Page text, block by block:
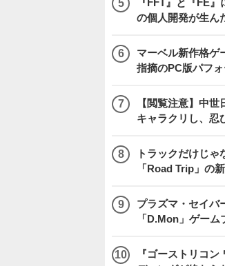
『FFT』と『FE
の個人開発が生ん
マーベル新作格
指摘のPC版パフ
【閲覧注意】中
キャラクリし、忍
トラックだけじ
「Road Trip」の
プラズマ・セイバ
「D.Mon」ゲーム
『ゴーストリコ